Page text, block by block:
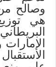
وصالح
هي